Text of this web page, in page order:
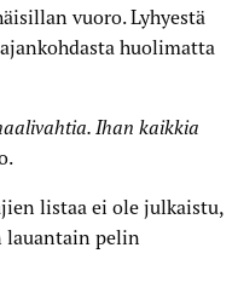
vuoro. Lyhyestä
huolimatta
Ihan kaikkia
listaa ei ole julkaistu,
lauantain pelin